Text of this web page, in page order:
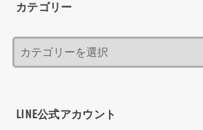
カテゴリー
LINE公式アカウント